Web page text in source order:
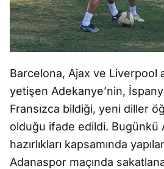
Barcelona, Ajax ve Liverpool
yetişen Adekanye’nin,
Fransızca bildiği, yeni diller
olduğu ifade edildi. Bugünkü
hazırlıkları kapsamında
Adanaspor maçında